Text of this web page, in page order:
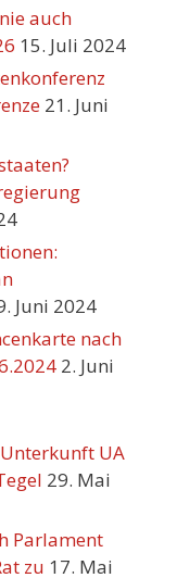
auch
15. Juli 2024
21. Juni
Juni 2024
nach
2. Juni
UA
29. Mai
Parlament
zu 17. Mai